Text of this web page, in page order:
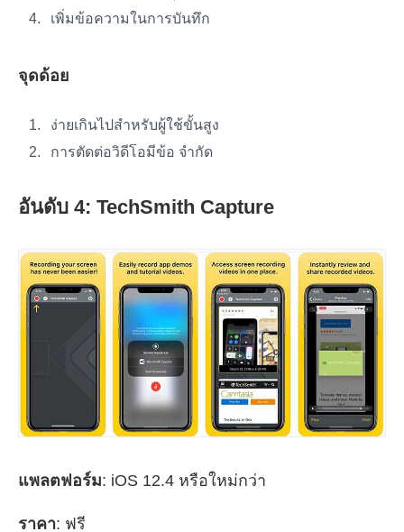
เพิ่มข้อความในการบันทึก
จุดด้อย
ง่ายเกินไปสำหรับผู้ใช้ขั้นสูง
การตัดต่อวิดีโอมีข้อ จำกัด
อันดับ 4: TechSmith Capture
แพลตฟอร์ม: iOS 12.4 หรือใหม่กว่า
ราคา: ฟรี